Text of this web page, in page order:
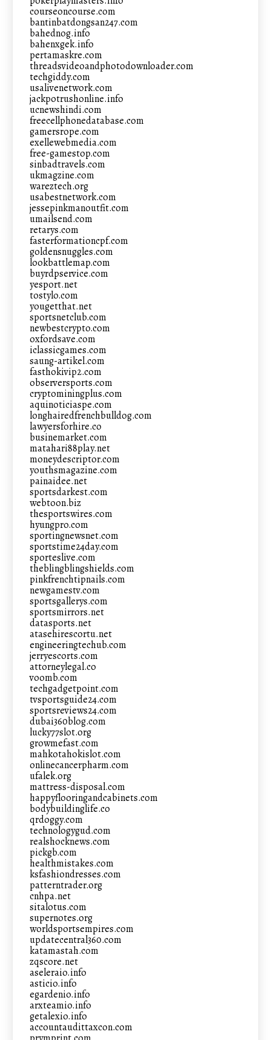
courseoncourse.com
bantinbatdongsan247.com
bahednog.info
bahenxgek.info
pertamaskre.com
threadsvideoandphotodownloader.com
techgiddy.com
usalivenetwork.com
jackpotrushonline.info
ucnewshindi.com
freecellphonedatabase.com
gamersrope.com
exellewebmedia.com
free-gamestop.com
sinbadtravels.com
ukmagzine.com
wareztech.org
usabestnetwork.com
jessepinkmanoutfit.com
umailsend.com
retarys.com
fasterformationcpf.com
goldensnuggles.com
lookbattlemap.com
buyrdpservice.com
yesport.net
tostylo.com
yougetthat.net
sportsnetclub.com
newbestcrypto.com
oxfordsave.com
iclassicgames.com
saung-artikel.com
fasthokivip2.com
observersports.com
cryptominingplus.com
aquinoticiaspe.com
longhairedfrenchbulldog.com
lawyersforhire.co
businemarket.com
matahari88play.net
moneydescriptor.com
youthsmagazine.com
painaidee.net
sportsdarkest.com
webtoon.biz
thesportswires.com
hyungpro.com
sportingnewsnet.com
sportstime24day.com
sporteslive.com
theblingblingshields.com
pinkfrenchtipnails.com
newgamestv.com
sportsgallerys.com
sportsmirrors.net
datasports.net
atasehirescortu.net
engineeringtechub.com
jerryescorts.com
attorneylegal.co
voomb.com
techgadgetpoint.com
tvsportsguide24.com
sportsreviews24.com
dubai360blog.com
lucky77slot.org
growmefast.com
mahkotahokislot.com
onlinecancerpharm.com
ufalek.org
mattress-disposal.com
happyflooringandcabinets.com
bodybuildinglife.co
qrdoggy.com
technologygud.com
realshocknews.com
pickgb.com
healthmistakes.com
ksfashiondresses.com
patterntrader.org
cnhpa.net
sitalotus.com
supernotes.org
worldsportsempires.com
updatecentral360.com
katamastah.com
zqscore.net
aseleraio.info
asticio.info
egardenio.info
arxteamio.info
getalexio.info
accountaudittaxcon.com